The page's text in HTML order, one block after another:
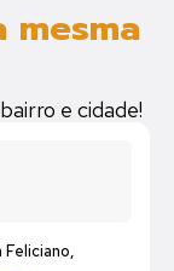
mesma
e cidade!
Feliciano,